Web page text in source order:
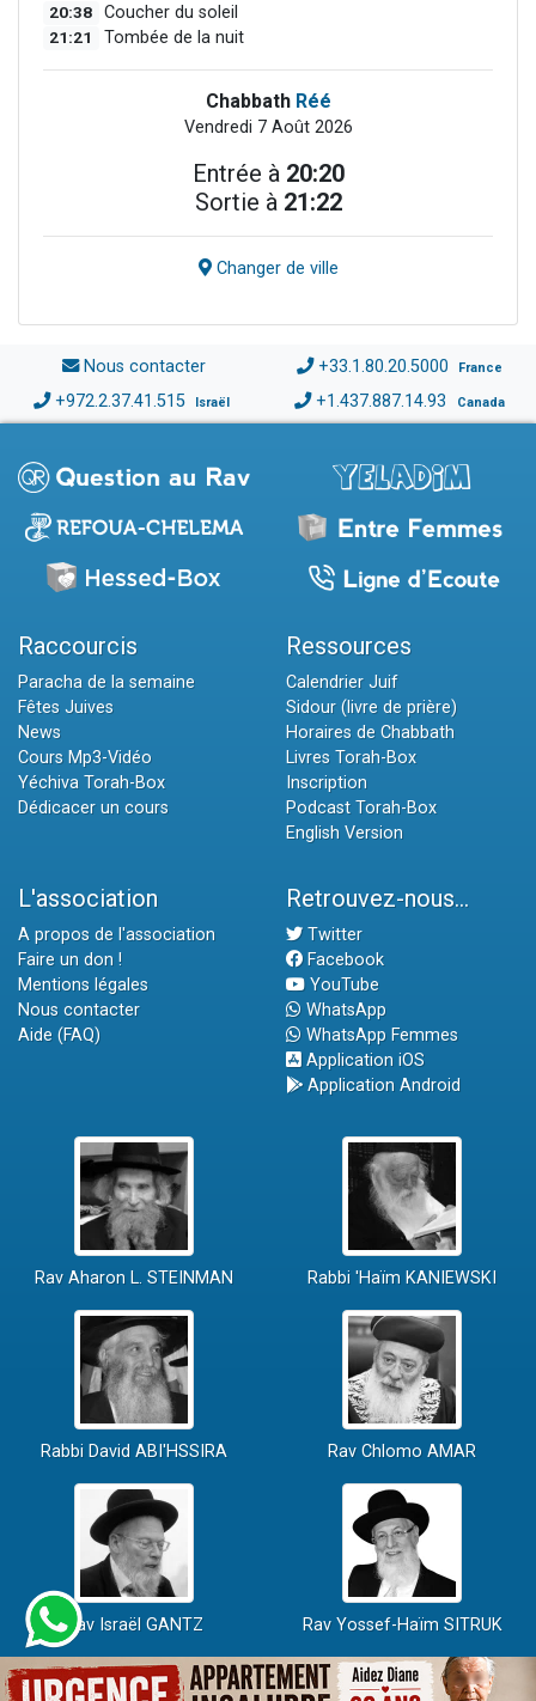
20:38 Coucher du soleil
21:21 Tombée de la nuit
Chabbath Réé
Vendredi 7 Août 2026
Entrée à 20:20
Sortie à 21:22
Changer de ville
Nous contacter +33.1.80.20.5000 France
+972.2.37.41.515 Israël +1.437.887.14.93 Canada
Raccourcis
Paracha de la semaine
Fêtes Juives
News
Cours Mp3-Vidéo
Yéchiva Torah-Box
Dédicacer un cours
Ressources
Calendrier Juif
Sidour (livre de prière)
Horaires de Chabbath
Livres Torah-Box
Inscription
Podcast Torah-Box
English Version
L'association
A propos de l'association
Faire un don !
Mentions légales
Nous contacter
Aide (FAQ)
Retrouvez-nous...
Twitter
Facebook
YouTube
WhatsApp
WhatsApp Femmes
Application iOS
Application Android
Rav Aharon L. STEINMAN Rabbi 'Haïm KANIEWSKI
Rabbi David ABI'HSSIRA Rav Chlomo AMAR
Rav Israël GANTZ Rav Yossef-Haïm SITRUK